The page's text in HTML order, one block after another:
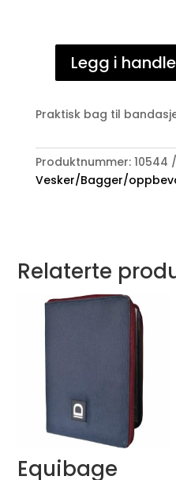
Catago
antall
Legg i
Praktisk bag til
Produktnummer: 10544
Vesker/Bagger/
Relaterte
Equibage